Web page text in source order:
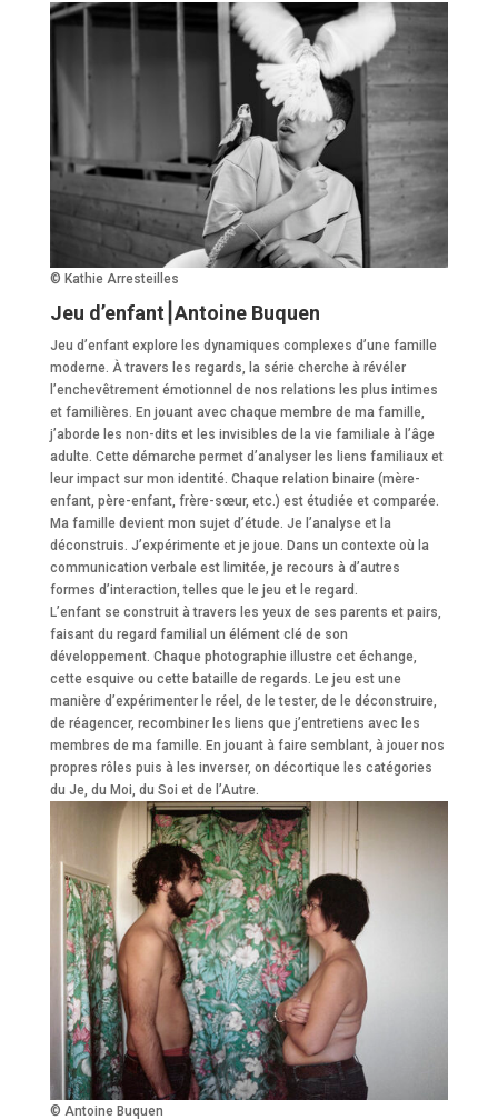
© Kathie Arresteilles
Jeu d’enfant⎮Antoine Buquen
Jeu d’enfant explore les dynamiques complexes d’une famille
moderne. À travers les regards, la série cherche à révéler
l’enchevêtrement émotionnel de nos relations les plus intimes
et familières. En jouant avec chaque membre de ma famille,
j’aborde les non-dits et les invisibles de la vie familiale à l’âge
adulte. Cette démarche permet d’analyser les liens familiaux et
leur impact sur mon identité. Chaque relation binaire (mère-
enfant, père-enfant, frère-sœur, etc.) est étudiée et comparée.
Ma famille devient mon sujet d’étude. Je l’analyse et la
déconstruis. J’expérimente et je joue. Dans un contexte où la
communication verbale est limitée, je recours à d’autres
formes d’interaction, telles que le jeu et le regard.
L’enfant se construit à travers les yeux de ses parents et pairs,
faisant du regard familial un élément clé de son
développement. Chaque photographie illustre cet échange,
cette esquive ou cette bataille de regards. Le jeu est une
manière d’expérimenter le réel, de le tester, de le déconstruire,
de réagencer, recombiner les liens que j’entretiens avec les
membres de ma famille. En jouant à faire semblant, à jouer nos
propres rôles puis à les inverser, on décortique les catégories
du Je, du Moi, du Soi et de l’Autre.
© Antoine Buquen